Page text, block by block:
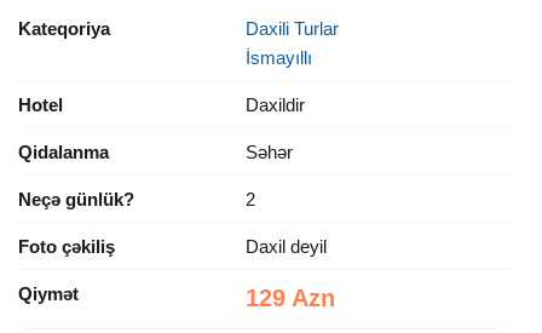
Kateqoriya
Daxili Turlar
İsmayıllı
Hotel Daxildir
Qidalanma Səhər
Neçə günlük? 2
Foto çəkiliş Daxil deyil
Qiymət 129 Azn